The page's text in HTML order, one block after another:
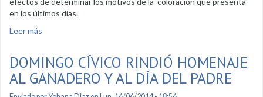
en los últimos días.
Leer más
DOMINGO CÍVICO RINDIÓ HOMENAJE
AL GANADERO Y AL DÍA DEL PADRE